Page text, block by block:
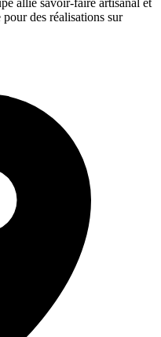
des réalisations sur